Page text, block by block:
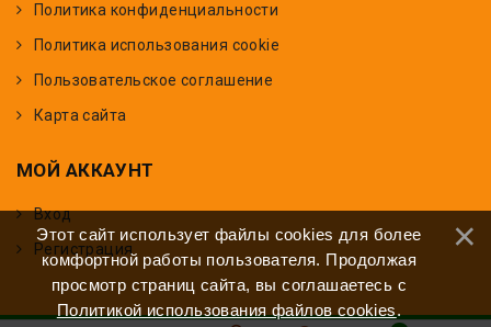
Политика конфиденциальности
Политика использования cookie
Пользовательское соглашение
Карта сайта
МОЙ АККАУНТ
Вход
Регистрация
Этот сайт использует файлы cookies для более
комфортной работы пользователя. Продолжая
просмотр страниц сайта, вы соглашаетесь с
Политикой использования файлов cookies.